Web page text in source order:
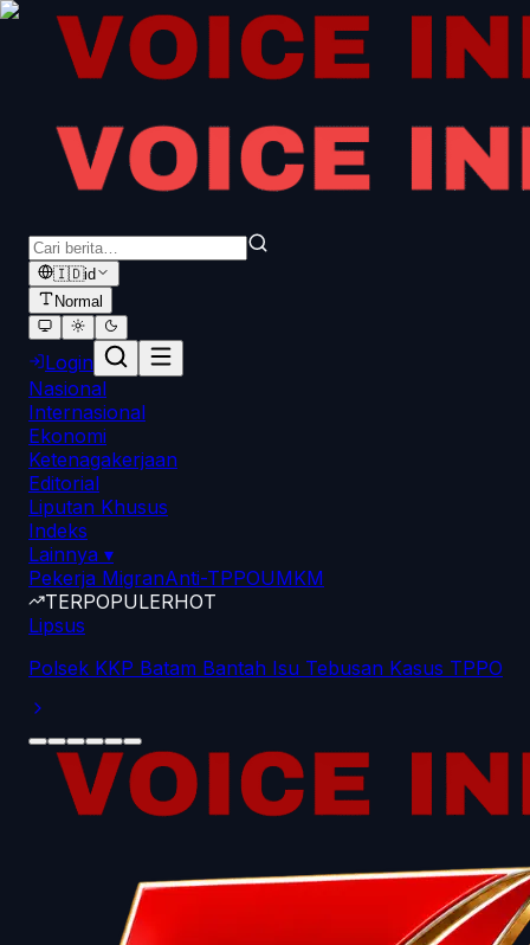
🇮🇩id
Normal
Login
Nasional
Internasional
Ekonomi
Ketenagakerjaan
Editorial
Liputan Khusus
Indeks
Lainnya ▾
Pekerja MigranAnti-TPPOUMKM
TERPOPULERHOT
Lipsus
Polsek KKP Batam Bantah Isu Tebusan Kasus TPPO